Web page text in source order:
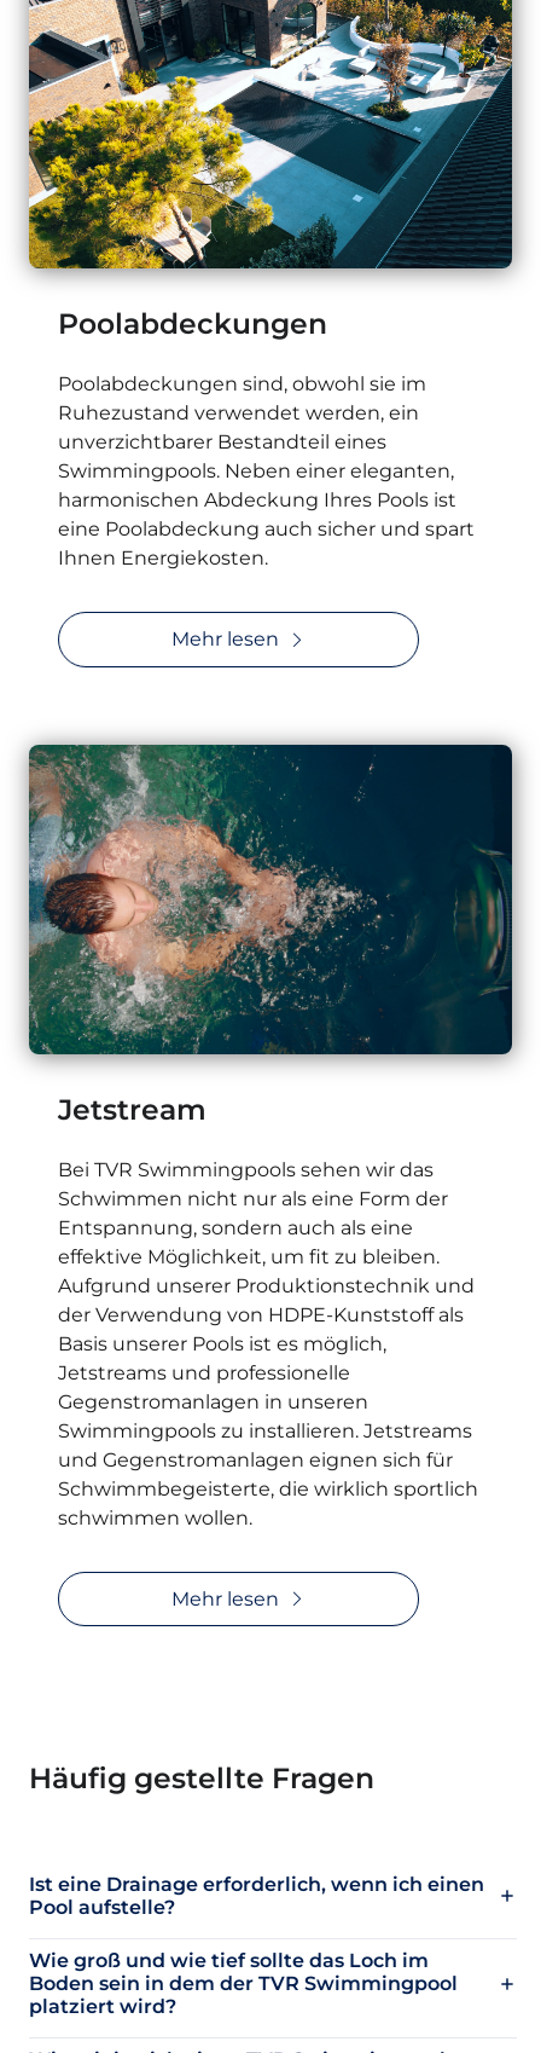
Poolabdeckungen
Poolabdeckungen sind, obwohl sie im
Ruhezustand verwendet werden, ein
unverzichtbarer Bestandteil eines
Swimmingpools. Neben einer eleganten,
harmonischen Abdeckung Ihres Pools ist
eine Poolabdeckung auch sicher und spart
Ihnen Energiekosten.
Mehr lesen
Jetstream
Bei TVR Swimmingpools sehen wir das
Schwimmen nicht nur als eine Form der
Entspannung, sondern auch als eine
effektive Möglichkeit, um fit zu bleiben.
Aufgrund unserer Produktionstechnik und
der Verwendung von HDPE-Kunststoff als
Basis unserer Pools ist es möglich,
Jetstreams und professionelle
Gegenstromanlagen in unseren
Swimmingpools zu installieren. Jetstreams
und Gegenstromanlagen eignen sich für
Schwimmbegeisterte, die wirklich sportlich
schwimmen wollen.
Mehr lesen
Häufig gestellte Fragen
Ist eine Drainage erforderlich, wenn ich einen
Pool aufstelle?
Wie groß und wie tief sollte das Loch im
Boden sein in dem der TVR Swimmingpool
platziert wird?